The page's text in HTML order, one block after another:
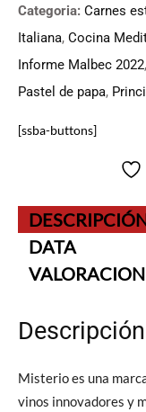
Categoria: Carnes
Italiana, Cocina
Informe Malbec 2022,
Pastel de papa,
[ssba-buttons]
DATA
Descripción
Misterio es una
vinos innovadores y